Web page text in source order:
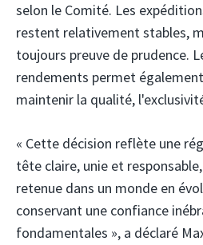
selon le Comité. Les
restent relativement stables,
toujours preuve de prudence.
rendements permet
maintenir la qualité,
« Cette décision reflète une
tête claire, unie et
retenue dans un monde en
conservant une confiance
fondamentales », a déclaré